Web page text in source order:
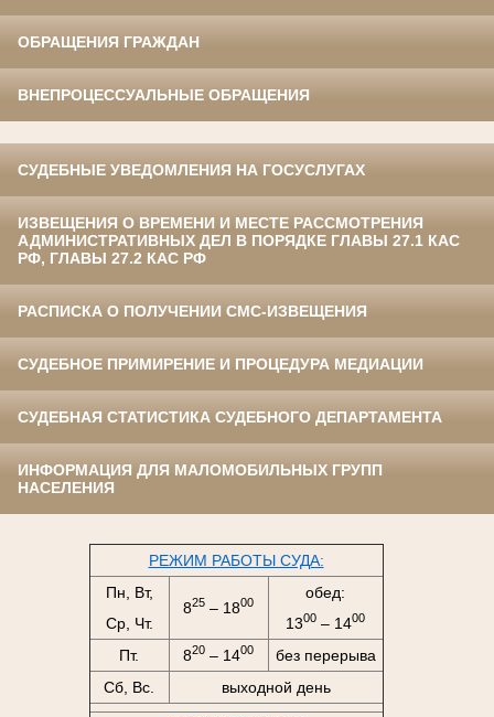
ОБРАЩЕНИЯ ГРАЖДАН
ВНЕПРОЦЕССУАЛЬНЫЕ ОБРАЩЕНИЯ
СУДЕБНЫЕ УВЕДОМЛЕНИЯ НА ГОСУСЛУГАХ
ИЗВЕЩЕНИЯ О ВРЕМЕНИ И МЕСТЕ РАССМОТРЕНИЯ
АДМИНИСТРАТИВНЫХ ДЕЛ В ПОРЯДКЕ ГЛАВЫ 27.1 КАС
РФ, ГЛАВЫ 27.2 КАС РФ
РАСПИСКА О ПОЛУЧЕНИИ СМС-ИЗВЕЩЕНИЯ
СУДЕБНОЕ ПРИМИРЕНИЕ И ПРОЦЕДУРА МЕДИАЦИИ
СУДЕБНАЯ СТАТИСТИКА СУДЕБНОГО ДЕПАРТАМЕНТА
ИНФОРМАЦИЯ ДЛЯ МАЛОМОБИЛЬНЫХ ГРУПП
НАСЕЛЕНИЯ
РЕЖИМ РАБОТЫ СУДА:
Пн, Вт,
Ср, Чт.
825 – 1800
обед:
1300 – 1400
Пт. 820 – 1400
без перерыва
Сб, Вс.
выходной день